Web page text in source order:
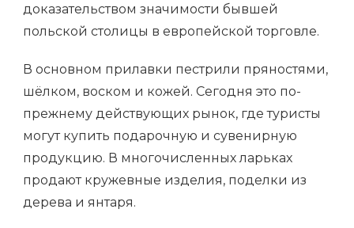
доказательством значимости бывшей
польской столицы в европейской торговле.
В основном прилавки пестрили пряностями,
шёлком, воском и кожей. Сегодня это по-
прежнему действующих рынок, где туристы
могут купить подарочную и сувенирную
продукцию. В многочисленных ларьках
продают кружевные изделия, поделки из
дерева и янтаря.